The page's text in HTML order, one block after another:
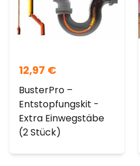
12,97 €
BusterPro –
Entstopfungskit -
Extra Einwegstäbe
(2 Stück)